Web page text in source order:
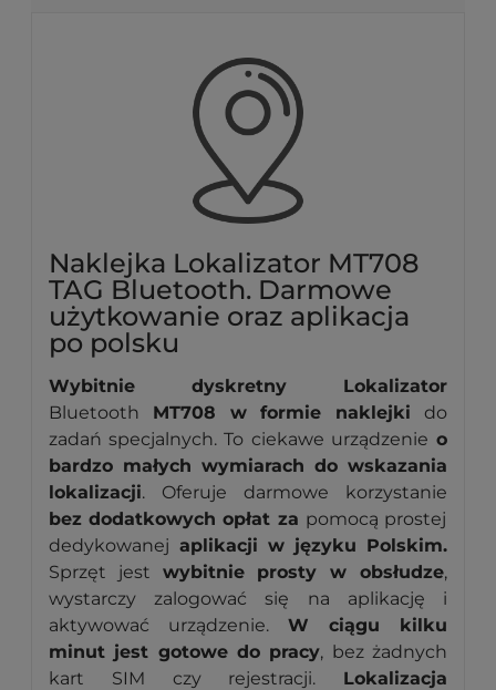
Naklejka Lokalizator MT708
TAG Bluetooth. Darmowe
użytkowanie oraz aplikacja
po polsku
Wybitnie dyskretny Lokalizator
Bluetooth MT708 w formie naklejki do
zadań specjalnych. To ciekawe urządzenie o
bardzo małych wymiarach do wskazania
lokalizacji. Oferuje darmowe korzystanie
bez dodatkowych opłat za pomocą prostej
dedykowanej aplikacji w języku Polskim.
Sprzęt jest wybitnie prosty w obsłudze,
wystarczy zalogować się na aplikację i
aktywować urządzenie. W ciągu kilku
minut jest gotowe do pracy, bez żadnych
kart SIM czy rejestracji. Lokalizacja